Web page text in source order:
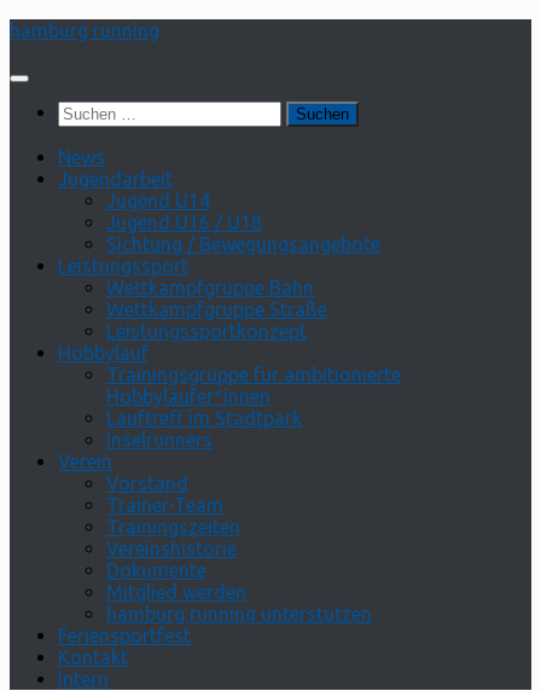
Zum
springen
hamburg running
Suchen
nach:
News
Jugendarbeit
Jugend U14
Jugend U16 / U18
Sichtung / Bewegungsangebote
Leistungssport
Wettkampfgruppe Bahn
Wettkampfgruppe Straße
Leistungssportkonzept
Hobbylauf
Trainingsgruppe für ambitionierte
Hobbyläufer*innen
Lauftreff im Stadtpark
Inselrunners
Verein
Vorstand
Trainer-Team
Trainingszeiten
Vereinshistorie
Dokumente
Mitglied werden
hamburg running unterstützen
Feriensportfest
Kontakt
Intern